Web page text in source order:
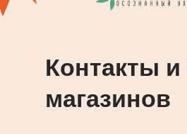
Контакты и
магазинов